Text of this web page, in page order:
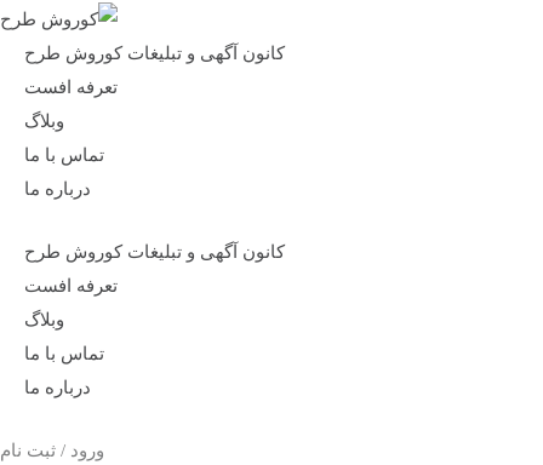
کانون آگهی و تبلیغات کوروش طرح
تعرفه افست
وبلاگ
تماس با ما
درباره ما
کانون آگهی و تبلیغات کوروش طرح
تعرفه افست
وبلاگ
تماس با ما
درباره ما
ورود / ثبت نام